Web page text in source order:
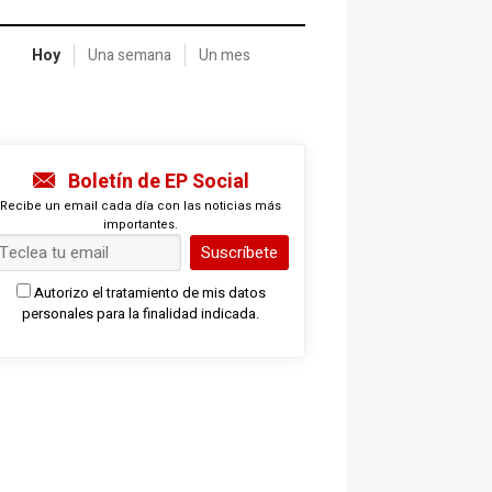
Hoy Una semana Un mes
Boletín de EP Social
Recibe un email cada día con las noticias más
importantes.
Suscríbete
Autorizo el tratamiento de mis datos
personales para la finalidad indicada.